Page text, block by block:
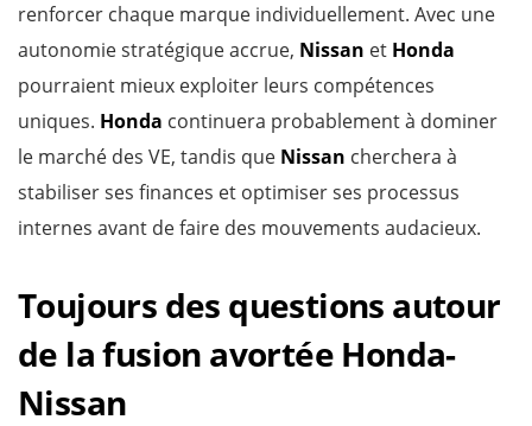
renforcer chaque marque individuellement. Avec une
autonomie stratégique accrue, Nissan et Honda
pourraient mieux exploiter leurs compétences
uniques. Honda continuera probablement à dominer
le marché des VE, tandis que Nissan cherchera à
stabiliser ses finances et optimiser ses processus
internes avant de faire des mouvements audacieux.
Toujours des questions autour
de la fusion avortée Honda-
Nissan